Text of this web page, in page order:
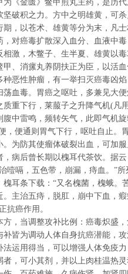
《金匮》鳖甲煎丸主药，是历
破积之力。方中之明雄黄，可
，以苍术、雄黄等分为末，凡
对癌毒扩散深入血分、血液中
激，木鳖子、生半夏、雄黄以
、消瘰丸养阴扶正为臣，以活
恶性肿瘤，有一举扫灭癌毒凶
血毒。胃癌之呕吐，多兼见大
重下行，莱菔子之升降气机(凡
中雷鸣，频转矢气，此即气机
，便通则胃气下行，呕吐自止。
为防其使瘤体破裂出血，可加
病后曾长期以槐耳代茶饮。据
噎嗝，五色带，崩漏，痔血。”
耳条下载：“又名槐菌，槐蛾。
。主治五痔，脱肛，崩中下血，
抗癌作用。
，当调整攻补比例：癌毒炽盛
皆为调动人体自身抗癌潜能，
运用得当，可以增强人体免疫
，可小其剂，并以上肉桂温热